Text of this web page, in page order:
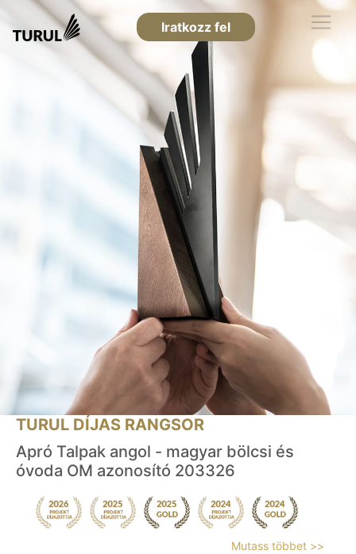
Iratkozz fel
TURUL DÍJAS RANGSOR
Apró Talpak angol - magyar bölcsi és
óvoda OM azonosító 203326
Mutass többet >>